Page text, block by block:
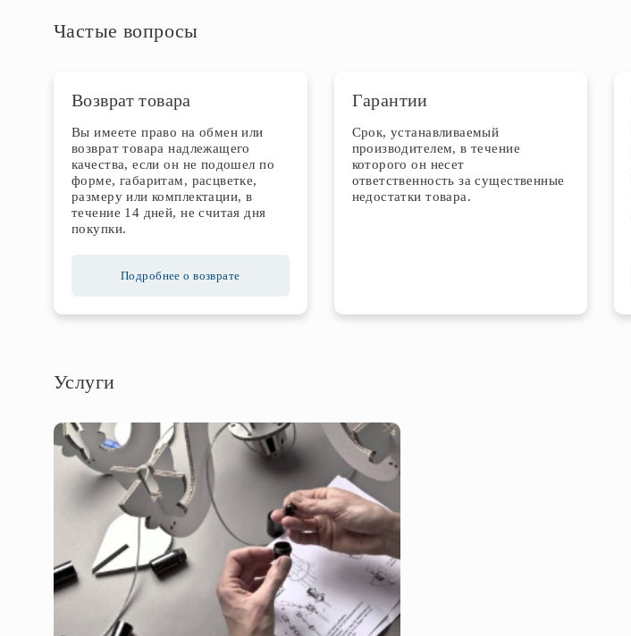
Частые вопросы
Возврат товара
Вы имеете право на обмен или
возврат товара надлежащего
качества, если он не подошел по
форме, габаритам, расцветке,
размеру или комплектации, в
течение 14 дней, не считая дня
покупки.
Подробнее о возврате
Гарантии
Срок, устанавливаемый
производителем, в течение
которого он несет
ответственность за существенные
недостатки товара.
Услуги